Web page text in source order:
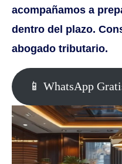
acompañamos a
dentro del plazo.
abogado tributario.
📱 WhatsApp